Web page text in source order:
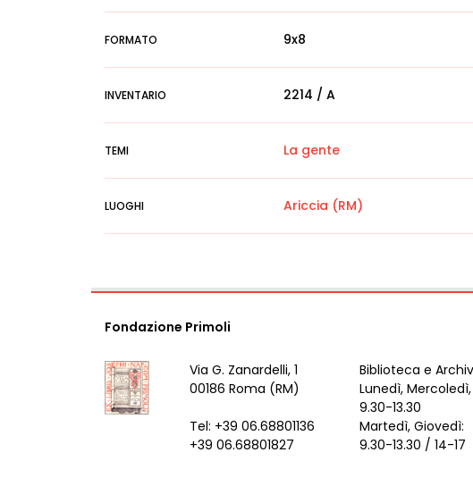
FORMATO 9x8
INVENTARIO 2214 / A
TEMI La gente
LUOGHI Ariccia (RM)
Fondazione Primoli
Via G. Zanardelli, 1
00186 Roma (RM)
Tel: +39 06.68801136
+39 06.68801827
Biblioteca e
Lunedì,
9.30-13.30
Martedì, Giovedì:
9.30-13.30 / 14-17